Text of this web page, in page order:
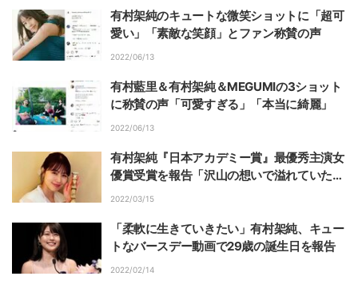
有村架純のキュートな微笑ショットに「超可
愛い」「素敵な笑顔」とファン称賛の声
2022/06/13
有村藍里＆有村架純＆MEGUMIの3ショット
に称賛の声「可愛すぎる」「本当に綺麗」
2022/06/13
有村架純『日本アカデミー賞』最優秀主演女
優賞受賞を報告「沢山の想いで溢れていた、
とても素敵な一日でした」
2022/03/15
「柔軟に生きていきたい」有村架純、キュー
トなバースデー動画で29歳の誕生日を報告
2022/02/14